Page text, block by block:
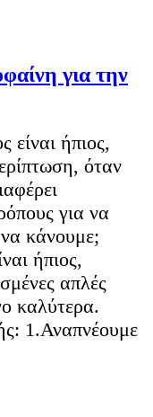
για την
ήπιος,
όταν
για να
κάνουμε;
ήπιος,
απλές
καλύτερα.
1.Αναπνέουμε